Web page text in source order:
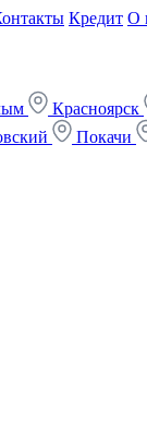
Кредит О
Красноярск
Покачи